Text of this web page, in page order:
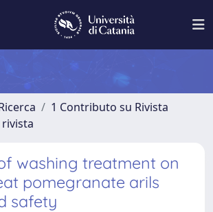
1 Contributo su Rivista
washing treatment on
pomegranate arils
safety